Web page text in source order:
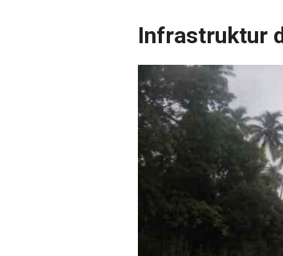
Infrastruktur